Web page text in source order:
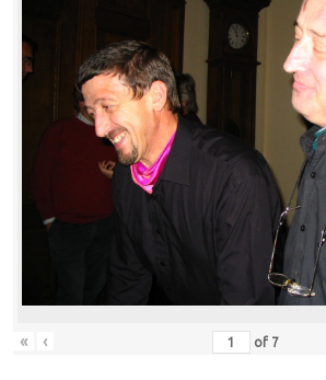
« ‹ of 7